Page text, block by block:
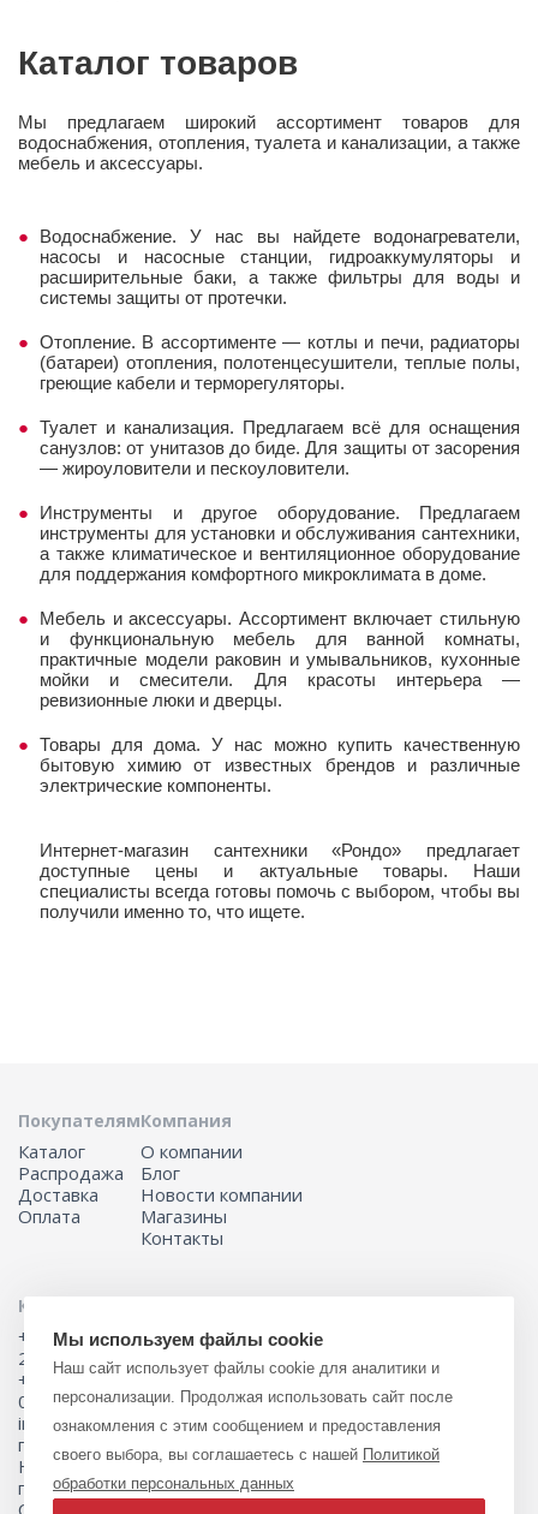
Каталог товаров
Мы предлагаем широкий ассортимент товаров для
водоснабжения, отопления, туалета и канализации, а также
мебель и аксессуары.
Водоснабжение. У нас вы найдете водонагреватели,
насосы и насосные станции, гидроаккумуляторы и
расширительные баки, а также фильтры для воды и
системы защиты от протечки.
Отопление. В ассортименте — котлы и печи, радиаторы
(батареи) отопления, полотенцесушители, теплые полы,
греющие кабели и терморегуляторы.
Туалет и канализация. Предлагаем всё для оснащения
санузлов: от унитазов до биде. Для защиты от засорения
— жироуловители и пескоуловители.
Инструменты и другое оборудование. Предлагаем
инструменты для установки и обслуживания сантехники,
а также климатическое и вентиляционное оборудование
для поддержания комфортного микроклимата в доме.
Мебель и аксессуары. Ассортимент включает стильную
и функциональную мебель для ванной комнаты,
практичные модели раковин и умывальников, кухонные
мойки и смесители. Для красоты интерьера —
ревизионные люки и дверцы.
Товары для дома. У нас можно купить качественную
бытовую химию от известных брендов и различные
электрические компоненты.
Интернет-магазин сантехники «Рондо» предлагает
доступные цены и актуальные товары. Наши
специалисты всегда готовы помочь с выбором, чтобы вы
получили именно то, что ищете.
Покупателям
Каталог
Распродажа
Доставка
Оплата
Компания
О компании
Блог
Новости компании
Магазины
Контакты
Контакты
+7 (423) 202-92-
24
+7 (423) 201-25-
05
info@rondo.su
г. Уссурийск, ул.
Некрасова, 254
г. Уссурийск, ул.
Советская, 103
Карта сайта
Продвижение
сайта -
Мы используем файлы cookie
Наш сайт использует файлы cookie для аналитики и
персонализации. Продолжая использовать сайт после
ознакомления с этим сообщением и предоставления
своего выбора, вы соглашаетесь с нашей Политикой
обработки персональных данных